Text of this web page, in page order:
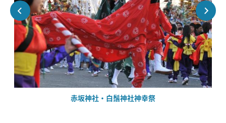
赤坂神社・白鬚神社神幸祭